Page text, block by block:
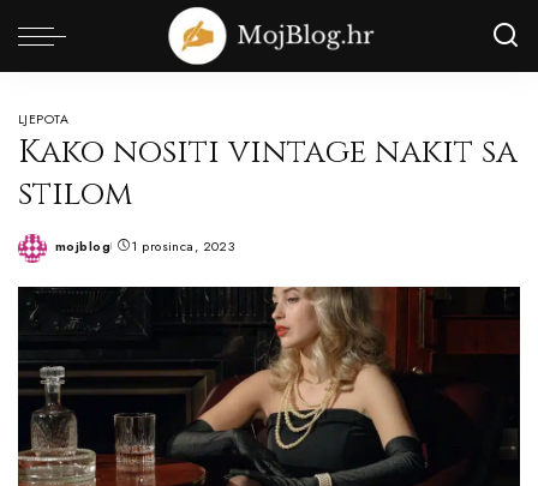
LJEPOTA
Kako nositi vintage nakit sa
stilom
Posted
mojblog 1 prosinca, 2023